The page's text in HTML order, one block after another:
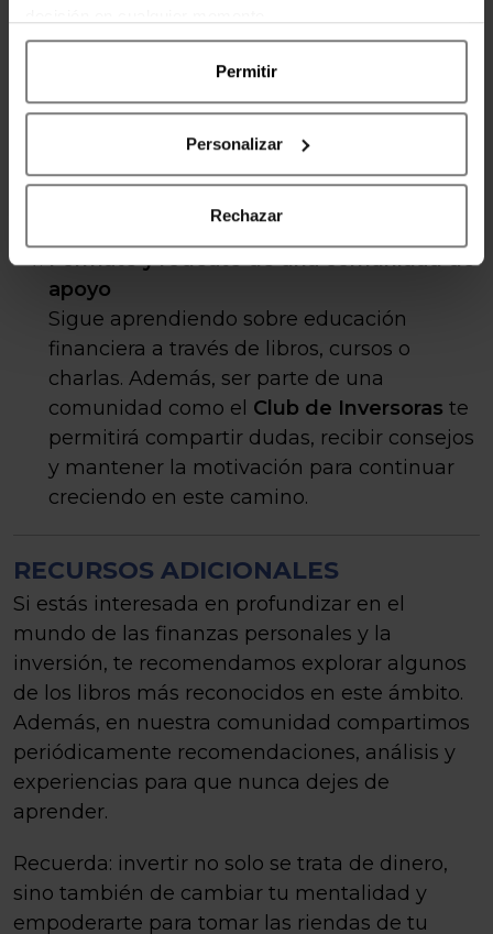
Permitir
Personalizar
Rechazar
comisiones
Las comisiones pueden parecer pequeñas
a simple vista, pero su impacto en el largo
consideramos el efecto del interés
compuesto. Una buena opción para
EBN Banco.
Fórmate y rodéate de una comunidad de
apoyo
Sigue aprendiendo sobre educación
financiera a través de libros, cursos o
charlas. Además, ser parte de una
comunidad como el Club de Inversoras te
permitirá compartir dudas, recibir consejos
y mantener la motivación para continuar
creciendo en este camino.
RECURSOS ADICIONALES
Si estás interesada en profundizar en el
mundo de las finanzas personales y la
inversión, te recomendamos explorar algunos
de los libros más reconocidos en este ámbito.
Además, en nuestra comunidad compartimos
periódicamente recomendaciones, análisis y
experiencias para que nunca dejes de
aprender.
Recuerda: invertir no solo se trata de dinero,
sino también de cambiar tu mentalidad y
empoderarte para tomar las riendas de tu